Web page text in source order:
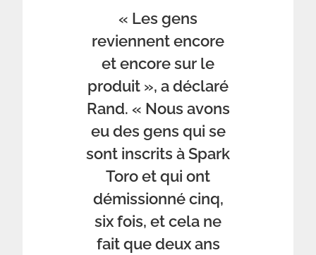
« Les gens
reviennent encore
et encore sur le
produit », a déclaré
Rand. « Nous avons
eu des gens qui se
sont inscrits à Spark
Toro et qui ont
démissionné cinq,
six fois, et cela ne
fait que deux ans